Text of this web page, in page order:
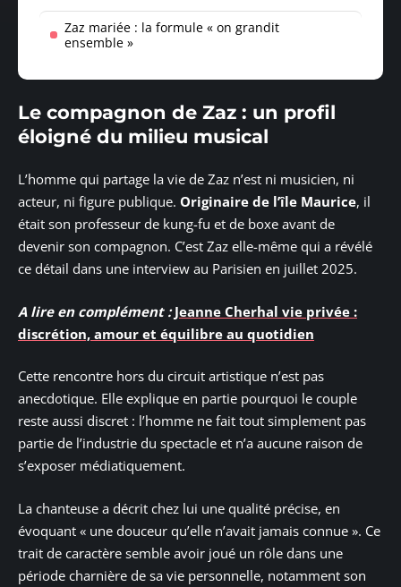
Zaz mariée : la formule « on grandit
ensemble »
Le compagnon de Zaz : un profil
éloigné du milieu musical
L’homme qui partage la vie de Zaz n’est ni musicien, ni
acteur, ni figure publique. Originaire de l’île Maurice, il
était son professeur de kung-fu et de boxe avant de
devenir son compagnon. C’est Zaz elle-même qui a révélé
ce détail dans une interview au Parisien en juillet 2025.
A lire en complément : Jeanne Cherhal vie privée :
discrétion, amour et équilibre au quotidien
Cette rencontre hors du circuit artistique n’est pas
anecdotique. Elle explique en partie pourquoi le couple
reste aussi discret : l’homme ne fait tout simplement pas
partie de l’industrie du spectacle et n’a aucune raison de
s’exposer médiatiquement.
La chanteuse a décrit chez lui une qualité précise, en
évoquant « une douceur qu’elle n’avait jamais connue ». Ce
trait de caractère semble avoir joué un rôle dans une
période charnière de sa vie personnelle, notamment son